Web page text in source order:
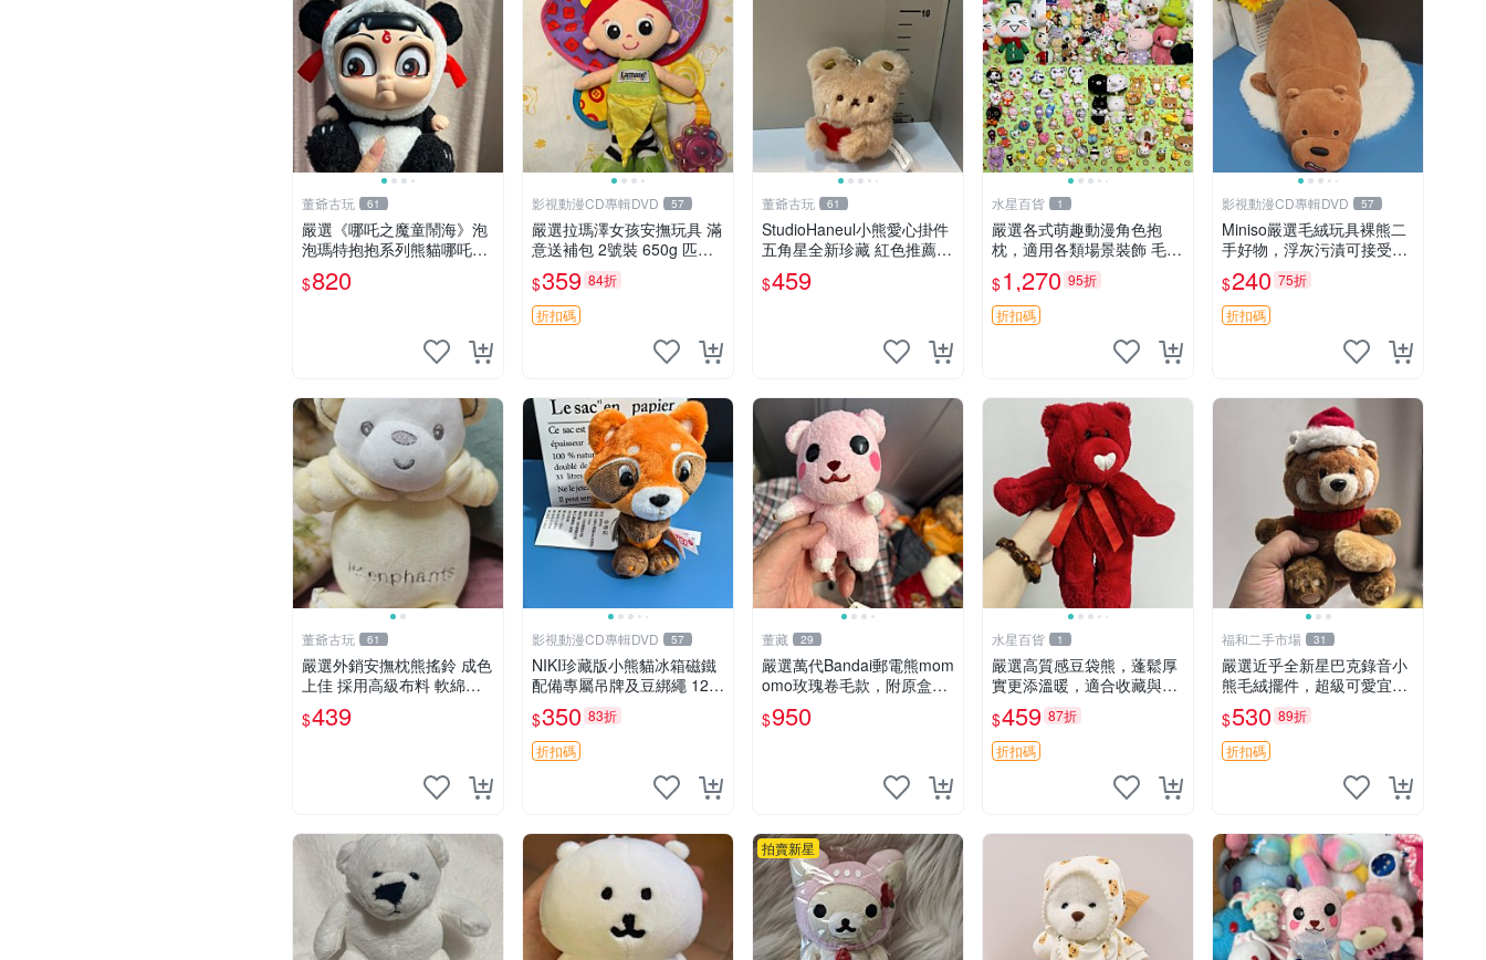
董爺古玩 61
嚴選《哪吒之魔童鬧海》泡
泡瑪特抱抱系列熊貓哪吒搪
膠臉毛絨， STATE：如圖顯
示 哪吒 毛絨公仔 泡泡瑪特
$820
影視動漫CD專輯DVD 57
嚴選拉瑪澤女孩安撫玩具 滿
意送補包 2號裝 650g 匹配
嬰幼童舒壓好伴侶 女孩專用
安心選擇 安撫玩偶 衝包 玩
具
$359 84折
折扣碼
董爺古玩 61
StudioHaneul小熊愛心掛件
五角星全新珍藏 紅色推薦收
藏 玩具掛飾 掛件 新品
$459
水星百貨 1
嚴選各式萌趣動漫角色抱
枕，適用各類場景裝飾 毛絨
玩具、卡通抱枕、趣味玩偶
$1,270 95折
折扣碼
影視動漫CD專輯DVD 57
Miniso嚴選毛絨玩具裸熊二
手好物，浮灰污漬可接受。
請詳閱照片再下單，售出不
退不換。全新品相收藏推
薦。 裸熊 毛絨玩具 收藏
$240 75折
折扣碼
董爺古玩 61
嚴選外銷安撫枕熊搖鈴 成色
上佳 採用高級布料 軟綿適
合收藏 安心選購 安撫枕 熊
玩具 搖鈴
$439
影視動漫CD專輯DVD 57
NIKI珍藏版小熊貓冰箱磁鐵
配備專屬吊牌及豆綁繩 12c
m 廢品嚴選 好評推薦 小熊
貓冰箱貼 磁鐵掛件 冰箱飾
品
$350 83折
折扣碼
董藏 29
嚴選萬代Bandai郵電熊mom
omo玫瑰卷毛款，附原盒與
吊牌，粉嫩可愛入手即柔軟
～ 玫瑰卷毛 郵電熊 正品
$950
水星百貨 1
嚴選高質感豆袋熊，蓬鬆厚
實更添溫暖，適合收藏與休
憩。前胸填充飽滿，背部亦
具優雅設計。 豆袋熊 保暖
溫柔 蓬松
$459 87折
折扣碼
福和二手市場 31
嚴選近乎全新星巴克錄音小
熊毛絨擺件，超級可愛宜贈
送掛飾 錄音小熊 毛絨擺件
贈品
$530 89折
折扣碼
拍賣新星